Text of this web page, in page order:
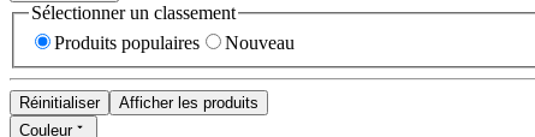
Sélectionner un classement
Produits populaires
Nouveau
Réinitialiser
Afficher les produits
Couleur